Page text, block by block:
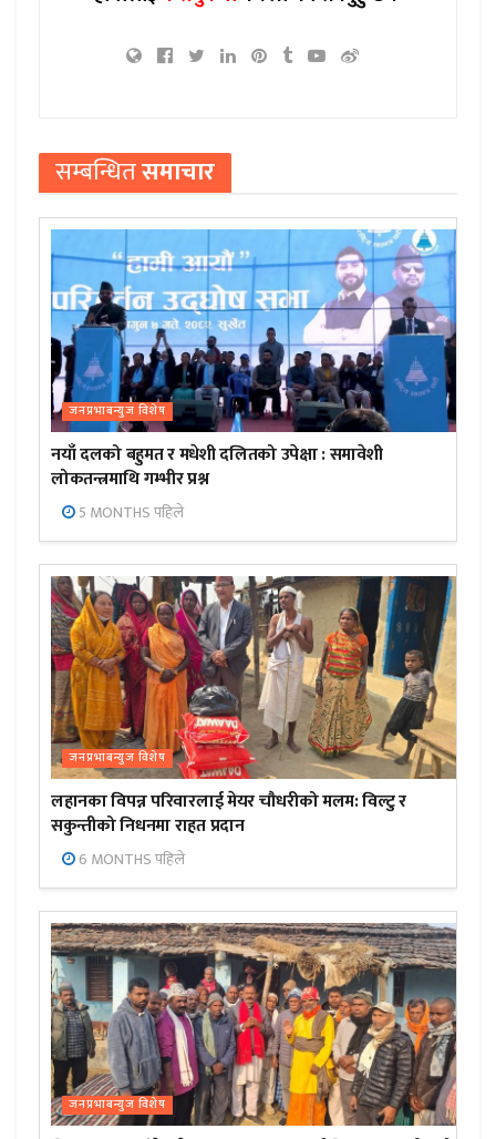
सम्बन्धितसमाचार
जनप्रभाबन्युज विशेष
नयाँ दलको बहुमत र मधेशी दलितको उपेक्षा : समावेशी
लोकतन्त्रमाथि गम्भीर प्रश्न
5 MONTHS पहिले
जनप्रभाबन्युज विशेष
लहानका विपन्न परिवारलाई मेयर चौधरीको मलम: विल्टु र
सकुन्तीको निधनमा राहत प्रदान
6 MONTHS पहिले
जनप्रभाबन्युज विशेष